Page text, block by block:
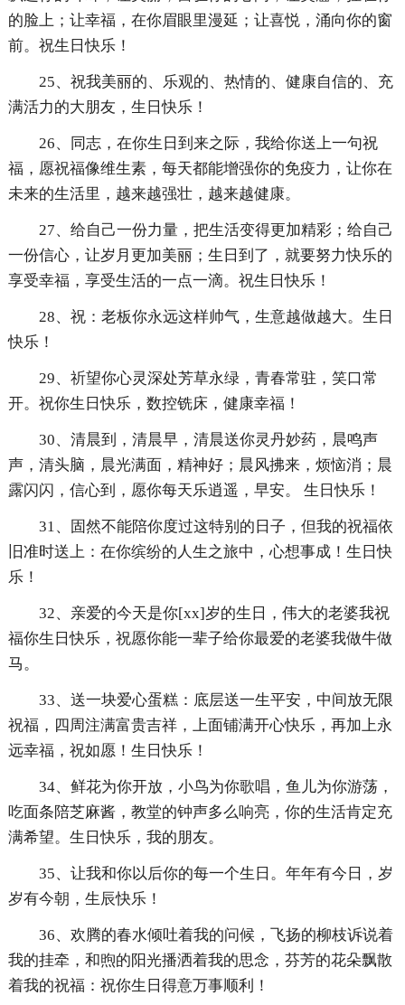
的脸上；让幸福，在你眉眼里漫延；让喜悦，涌向你的窗
前。祝生日快乐！
25、祝我美丽的、乐观的、热情的、健康自信的、充
满活力的大朋友，生日快乐！
26、同志，在你生日到来之际，我给你送上一句祝
福，愿祝福像维生素，每天都能增强你的免疫力，让你在
未来的生活里，越来越强壮，越来越健康。
27、给自己一份力量，把生活变得更加精彩；给自己
一份信心，让岁月更加美丽；生日到了，就要努力快乐的
享受幸福，享受生活的一点一滴。祝生日快乐！
28、祝：老板你永远这样帅气，生意越做越大。生日
快乐！
29、祈望你心灵深处芳草永绿，青春常驻，笑口常
开。祝你生日快乐，数控铣床，健康幸福！
30、清晨到，清晨早，清晨送你灵丹妙药，晨鸣声
声，清头脑，晨光满面，精神好；晨风拂来，烦恼消；晨
露闪闪，信心到，愿你每天乐逍遥，早安。 生日快乐！
31、固然不能陪你度过这特别的日子，但我的祝福依
旧准时送上：在你缤纷的人生之旅中，心想事成！生日快
乐！
32、亲爱的今天是你[xx]岁的生日，伟大的老婆我祝
福你生日快乐，祝愿你能一辈子给你最爱的老婆我做牛做
马。
33、送一块爱心蛋糕：底层送一生平安，中间放无限
祝福，四周注满富贵吉祥，上面铺满开心快乐，再加上永
远幸福，祝如愿！生日快乐！
34、鲜花为你开放，小鸟为你歌唱，鱼儿为你游荡，
吃面条陪芝麻酱，教堂的钟声多么响亮，你的生活肯定充
满希望。生日快乐，我的朋友。
35、让我和你以后你的每一个生日。年年有今日，岁
岁有今朝，生辰快乐！
36、欢腾的春水倾吐着我的问候，飞扬的柳枝诉说着
我的挂牵，和煦的阳光播洒着我的思念，芬芳的花朵飘散
着我的祝福：祝你生日得意万事顺利！